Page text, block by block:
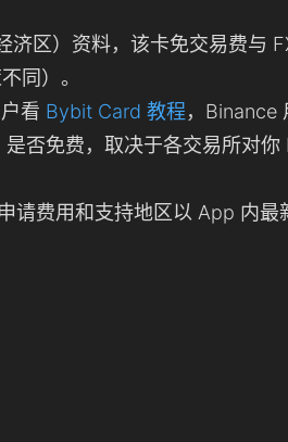
济区）资料，该卡免交易费与
同）。
看 Bybit Card 教程，Binance
否免费，取决于各交易所对你
请费用和支持地区以 App 内最